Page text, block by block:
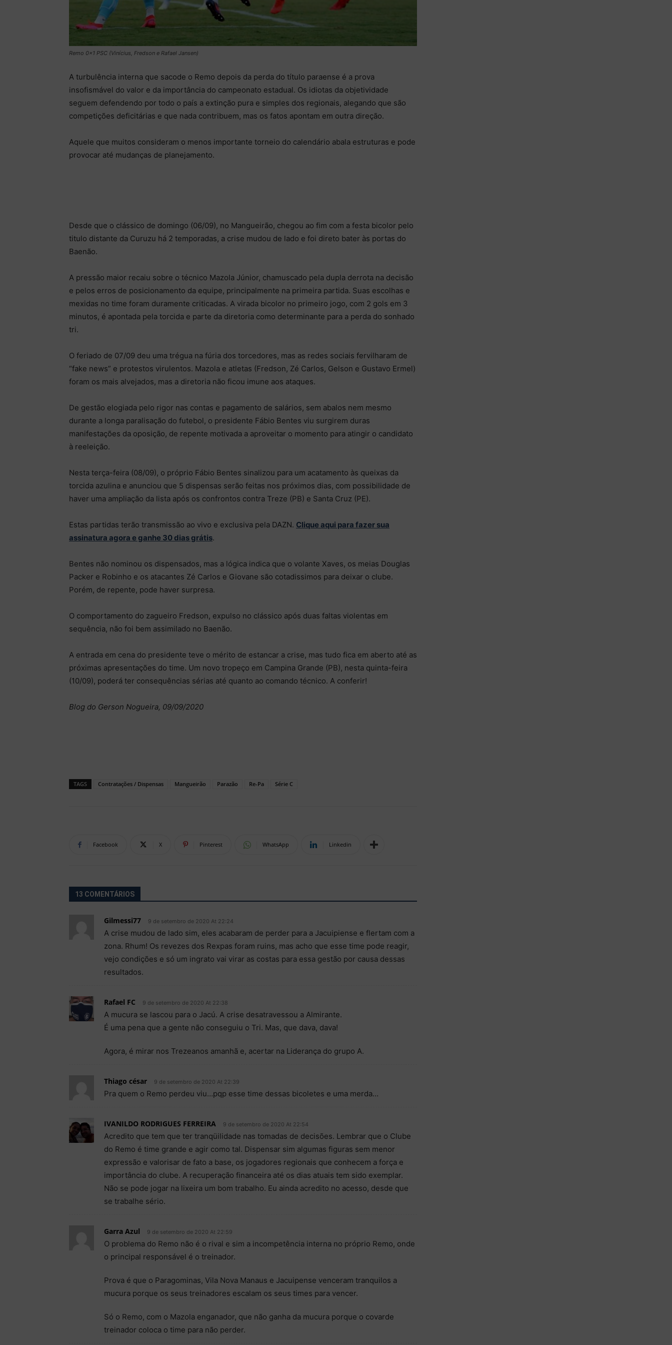
Remo 0×1 PSC (Vinícius, Fredson e Rafael Jansen)
A turbulência interna que sacode o Remo depois da perda do título paraense é a prova
insofismável do valor e da importância do campeonato estadual. Os idiotas da objetividade
seguem defendendo por todo o país a extinção pura e simples dos regionais, alegando que são
competições deficitárias e que nada contribuem, mas os fatos apontam em outra direção.
Aquele que muitos consideram o menos importante torneio do calendário abala estruturas e pode
provocar até mudanças de planejamento.
Desde que o clássico de domingo (06/09), no Mangueirão, chegou ao fim com a festa bicolor pelo
titulo distante da Curuzu há 2 temporadas, a crise mudou de lado e foi direto bater às portas do
Baenão.
A pressão maior recaiu sobre o técnico Mazola Júnior, chamuscado pela dupla derrota na decisão
e pelos erros de posicionamento da equipe, principalmente na primeira partida. Suas escolhas e
mexidas no time foram duramente criticadas. A virada bicolor no primeiro jogo, com 2 gols em 3
minutos, é apontada pela torcida e parte da diretoria como determinante para a perda do sonhado
tri.
O feriado de 07/09 deu uma trégua na fúria dos torcedores, mas as redes sociais fervilharam de
“fake news” e protestos virulentos. Mazola e atletas (Fredson, Zé Carlos, Gelson e Gustavo Ermel)
foram os mais alvejados, mas a diretoria não ficou imune aos ataques.
De gestão elogiada pelo rigor nas contas e pagamento de salários, sem abalos nem mesmo
durante a longa paralisação do futebol, o presidente Fábio Bentes viu surgirem duras
manifestações da oposição, de repente motivada a aproveitar o momento para atingir o candidato
à reeleição.
Nesta terça-feira (08/09), o próprio Fábio Bentes sinalizou para um acatamento às queixas da
torcida azulina e anunciou que 5 dispensas serão feitas nos próximos dias, com possibilidade de
haver uma ampliação da lista após os confrontos contra Treze (PB) e Santa Cruz (PE).
Estas partidas terão transmissão ao vivo e exclusiva pela DAZN. Clique aqui para fazer sua
assinatura agora e ganhe 30 dias grátis.
Bentes não nominou os dispensados, mas a lógica indica que o volante Xaves, os meias Douglas
Packer e Robinho e os atacantes Zé Carlos e Giovane são cotadissimos para deixar o clube.
Porém, de repente, pode haver surpresa.
O comportamento do zagueiro Fredson, expulso no clássico após duas faltas violentas em
sequência, não foi bem assimilado no Baenão.
A entrada em cena do presidente teve o mérito de estancar a crise, mas tudo fica em aberto até as
próximas apresentações do time. Um novo tropeço em Campina Grande (PB), nesta quinta-feira
(10/09), poderá ter consequências sérias até quanto ao comando técnico. A conferir!
Blog do Gerson Nogueira, 09/09/2020
TAGS Contratações / Dispensas Mangueirão Parazão Re-Pa Série C
Facebook X Pinterest WhatsApp Linkedin
13 COMENTÁRIOS
Gilmessi77 9 de setembro de 2020 At 22:24
A crise mudou de lado sim, eles acabaram de perder para a Jacuipiense e flertam com a
zona. Rhum! Os revezes dos Rexpas foram ruins, mas acho que esse time pode reagir,
vejo condições e só um ingrato vai virar as costas para essa gestão por causa dessas
resultados.
Rafael FC 9 de setembro de 2020 At 22:38
A mucura se lascou para o Jacú. A crise desatravessou a Almirante.
É uma pena que a gente não conseguiu o Tri. Mas, que dava, dava!
Agora, é mirar nos Trezeanos amanhã e, acertar na Liderança do grupo A.
Thiago césar 9 de setembro de 2020 At 22:39
Pra quem o Remo perdeu viu…pqp esse time dessas bicoletes e uma merda…
IVANILDO RODRIGUES FERREIRA 9 de setembro de 2020 At 22:54
Acredito que tem que ter tranqüilidade nas tomadas de decisões. Lembrar que o Clube
do Remo é time grande e agir como tal. Dispensar sim algumas figuras sem menor
expressão e valorisar de fato a base, os jogadores regionais que conhecem a força e
importância do clube. A recuperação financeira até os dias atuais tem sido exemplar.
Não se pode jogar na lixeira um bom trabalho. Eu ainda acredito no acesso, desde que
se trabalhe sério.
Garra Azul 9 de setembro de 2020 At 22:59
O problema do Remo não é o rival e sim a incompetência interna no próprio Remo, onde
o principal responsável é o treinador.
Prova é que o Paragominas, Vila Nova Manaus e Jacuipense venceram tranquilos a
mucura porque os seus treinadores escalam os seus times para vencer.
Só o Remo, com o Mazola enganador, que não ganha da mucura porque o covarde
treinador coloca o time para não perder.